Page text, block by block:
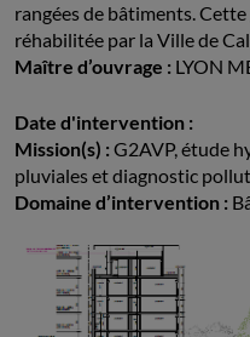
rangées de bâtiments.
réhabilitée par la Ville de
Maître d’ouvrage : LYON
Date d'intervention :
Mission(s) : G2AVP, étude
pluviales et diagnostic
Domaine d’intervention :